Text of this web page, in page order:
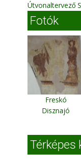
Útvonaltervező
Fotók
Freskó
Disznajó
Térképes